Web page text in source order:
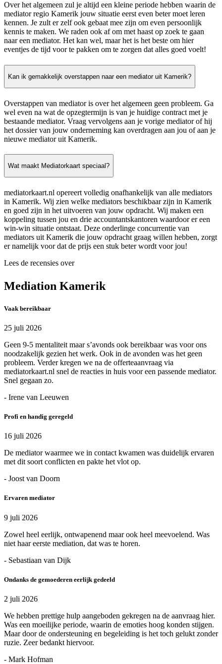
Over het algemeen zul je altijd een kleine periode hebben waarin de
mediator regio Kamerik jouw situatie eerst even beter moet leren
kennen. Je zult er zelf ook gebaat mee zijn om even persoonlijk
kennis te maken. We raden ook af om met haast op zoek te gaan
naar een mediator. Het kan wel, maar het is het beste om hier
eventjes de tijd voor te pakken om te zorgen dat alles goed voelt!
Kan ik gemakkelijk overstappen naar een mediator uit Kamerik?
Overstappen van mediator is over het algemeen geen probleem. Ga
wel even na wat de opzegtermijn is van je huidige contract met je
bestaande mediator. Vraag vervolgens aan je vorige mediator of hij
het dossier van jouw onderneming kan overdragen aan jou of aan je
nieuwe mediator uit Kamerik.
Wat maakt Mediatorkaart speciaal?
mediatorkaart.nl opereert volledig onafhankelijk van alle mediators
in Kamerik. Wij zien welke mediators beschikbaar zijn in Kamerik
en goed zijn in het uitvoeren van jouw opdracht. Wij maken een
koppeling tussen jou en drie accountantskantoren waardoor er een
win-win situatie ontstaat. Deze onderlinge concurrentie van
mediators uit Kamerik die jouw opdracht graag willen hebben, zorgt
er namelijk voor dat de prijs een stuk beter wordt voor jou!
Lees de recensies over
Mediation Kamerik
Vaak bereikbaar
25 juli 2026
Geen 9-5 mentaliteit maar s’avonds ook bereikbaar was voor ons
noodzakelijk gezien het werk. Ook in de avonden was het geen
probleem. Verder kregen we na de offerteaanvraag via
mediatorkaart.nl snel de reacties in huis voor een passende mediator.
Snel gegaan zo.
- Irene van Leeuwen
Profi en handig geregeld
16 juli 2026
De mediator waarmee we in contact kwamen was duidelijk ervaren
met dit soort conflicten en pakte het vlot op.
- Joost van Doorn
Ervaren mediator
9 juli 2026
Zowel heel eerlijk, ontwapenend maar ook heel meevoelend. Was
niet haar eerste mediation, dat was te horen.
- Sebastiaan van Dijk
Ondanks de gemoederen eerlijk gedeeld
2 juli 2026
We hebben prettige hulp aangeboden gekregen na de aanvraag hier.
Was een moeilijke periode, waarin de emoties hoog konden stijgen.
Maar door de ondersteuning en begeleiding is het toch gelukt zonder
ruzie. Zeer bedankt hiervoor.
- Mark Hofman